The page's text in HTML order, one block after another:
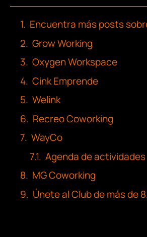
Encuentra más posts
Grow Working
Oxygen Workspace
Cink Emprende
Welink
Recreo Coworking
WayCo
Agenda de actividades
MG Coworking
Únete al Club de más de